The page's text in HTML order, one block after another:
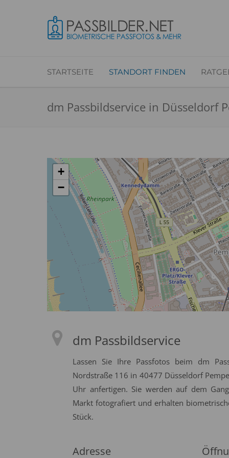
STARTSEITE STANDORT FINDEN
dm Passbildservice in Düsseldorf
+
−
dm Passbildservice
Lassen Sie Ihre Passfotos beim dm
Nordstraße 116 in 40477 Düsseldorf
Uhr anfertigen. Sie werden auf dem
Markt fotografiert und erhalten
Stück.
Adresse